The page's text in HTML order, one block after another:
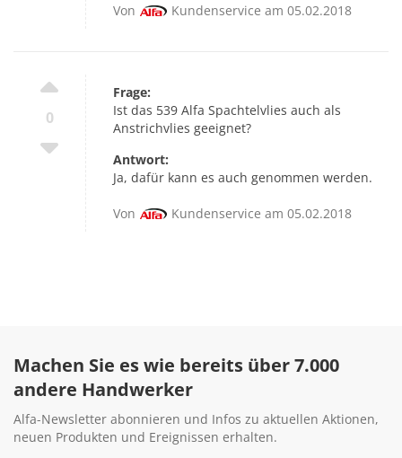
Von Kundenservice am 05.02.2018
0
Frage:
Ist das 539 Alfa Spachtelvlies auch als
Anstrichvlies geeignet?
Antwort:
Ja, dafür kann es auch genommen werden.
Von Kundenservice am 05.02.2018
Machen Sie es wie bereits über 7.000
andere Handwerker
Alfa-Newsletter abonnieren und Infos zu aktuellen Aktionen,
neuen Produkten und Ereignissen erhalten.